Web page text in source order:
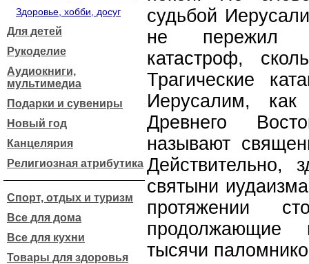
Здоровье, хобби, досуг
Для детей
Рукоделие
Аудиокниги,
мультимедиа
Подарки и сувениры
Новый год
Канцелярия
Религиозная атрибутика
Спорт, отдых и туризм
Все для дома
Все для кухни
Товары для здоровья
судьбой
не пережил
катастроф,
Трагические
Иерусалим,
Древнего
называют
Действительно,
святыни
протяжении
продолжающие
тысячи